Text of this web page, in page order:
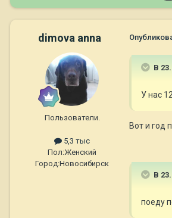
dimova anna
Пользователи.
5,3 тыс
Пол:Женский
Город:Новосибирск
В
У нас
Вот и год
В
поеду